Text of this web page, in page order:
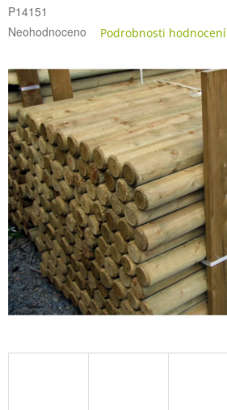
P14151
Průměrné
je
0,0
z
5
hvězdiček.
Neohodnoceno Podrobnosti hodnocení